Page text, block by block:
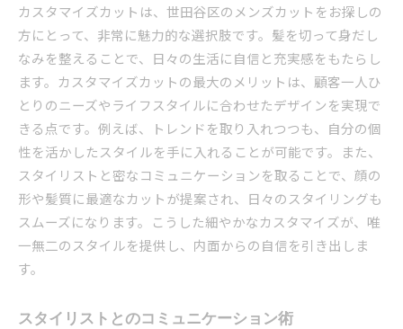
カスタマイズカットは、世田谷区のメンズカットをお探しの
方にとって、非常に魅力的な選択肢です。髪を切って身だし
なみを整えることで、日々の生活に自信と充実感をもたらし
ます。カスタマイズカットの最大のメリットは、顧客一人ひ
とりのニーズやライフスタイルに合わせたデザインを実現で
きる点です。例えば、トレンドを取り入れつつも、自分の個
性を活かしたスタイルを手に入れることが可能です。また、
スタイリストと密なコミュニケーションを取ることで、顔の
形や髪質に最適なカットが提案され、日々のスタイリングも
スムーズになります。こうした細やかなカスタマイズが、唯
一無二のスタイルを提供し、内面からの自信を引き出しま
す。
スタイリストとのコミュニケーション術